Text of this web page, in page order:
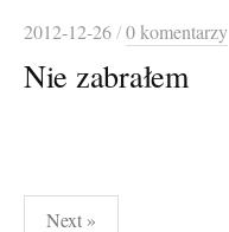
2012-12-26/0 komentarzy
Nie zabrałem
Stronicowanie
Next »